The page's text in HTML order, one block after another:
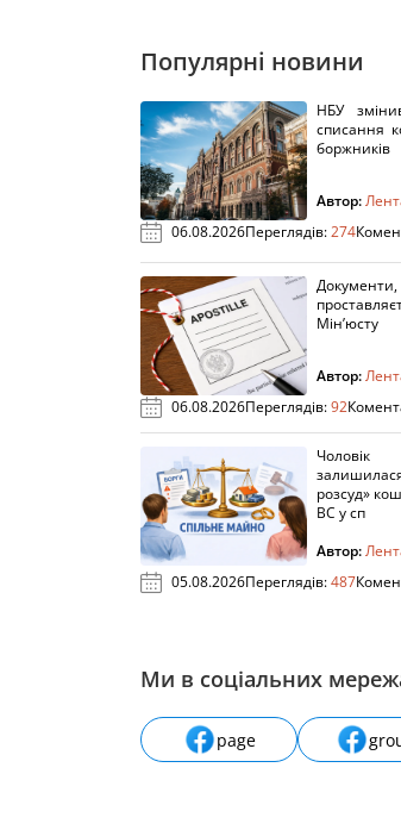
Популярні новини
НБУ
списання
боржників
Автор:
06.08.2026Переглядів:274
Мін’юсту
Автор:
06.08.2026Переглядів:92
розсуд»
ВС у сп
Автор:
05.08.2026Переглядів:487
Ми в соціальних
page